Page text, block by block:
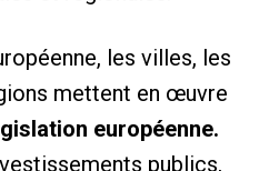
les villes, les
mettent en œuvre
européenne.
publics,